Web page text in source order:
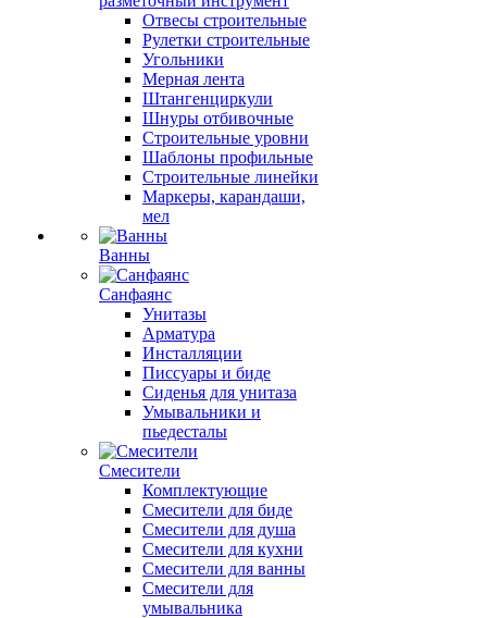
Отвесы строительные
Рулетки строительные
Угольники
Мерная лента
Штангенциркули
Шнуры отбивочные
Строительные уровни
Шаблоны профильные
Строительные линейки
Маркеры, карандаши,
мел
Ванны
Санфаянс
Унитазы
Арматура
Инсталляции
Писсуары и биде
Сиденья для унитаза
Умывальники и
пьедесталы
Смесители
Комплектующие
Смесители для биде
Смесители для душа
Смесители для кухни
Смесители для ванны
Смесители для
умывальника